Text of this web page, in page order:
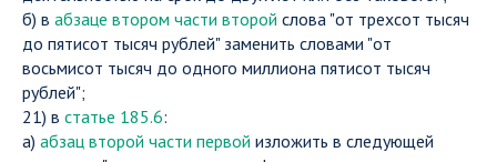
б) в абзаце втором части второй слова "от трехсот тысяч
до пятисот тысяч рублей" заменить словами "от
восьмисот тысяч до одного миллиона пятисот тысяч
рублей";
21) в статье 185.6:
а) абзац второй части первой изложить в следующей